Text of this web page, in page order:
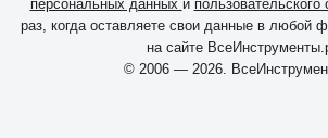
персональных данных и пользовательского
раз, когда оставляете свои данные в любой
на сайте
© 2006 — 2026.